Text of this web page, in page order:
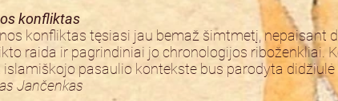
konfliktas
konfliktas tęsiasi jau bemaž šimtmetį, nepaisant
raida ir pagrindiniai jo chronologijos riboženkliai.
pasaulio kontekste bus parodyta
Jančenkas